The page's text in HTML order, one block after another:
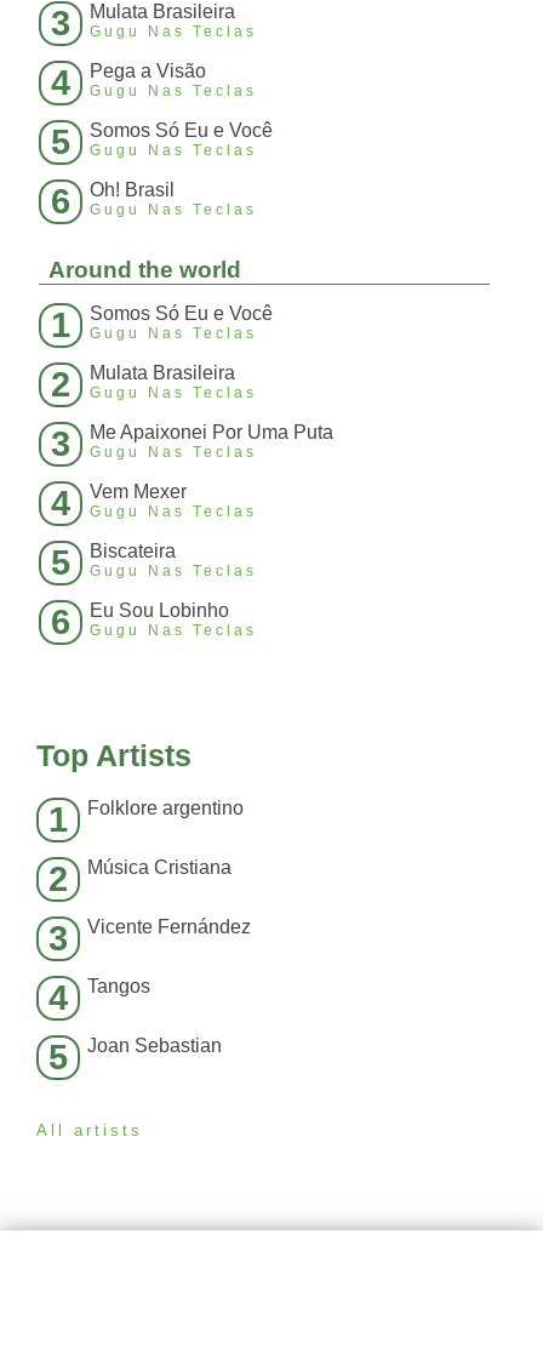
3 Mulata Brasileira
Gugu Nas Teclas
4 Pega a Visão
Gugu Nas Teclas
5 Somos Só Eu e Você
Gugu Nas Teclas
6 Oh! Brasil
Gugu Nas Teclas
Around the world
1 Somos Só Eu e Você
Gugu Nas Teclas
2 Mulata Brasileira
Gugu Nas Teclas
3 Me Apaixonei Por Uma Puta
Gugu Nas Teclas
4 Vem Mexer
Gugu Nas Teclas
5 Biscateira
Gugu Nas Teclas
6 Eu Sou Lobinho
Gugu Nas Teclas
Top Artists
1 Folklore argentino
2 Música Cristiana
3 Vicente Fernández
4 Tangos
5 Joan Sebastian
All artists